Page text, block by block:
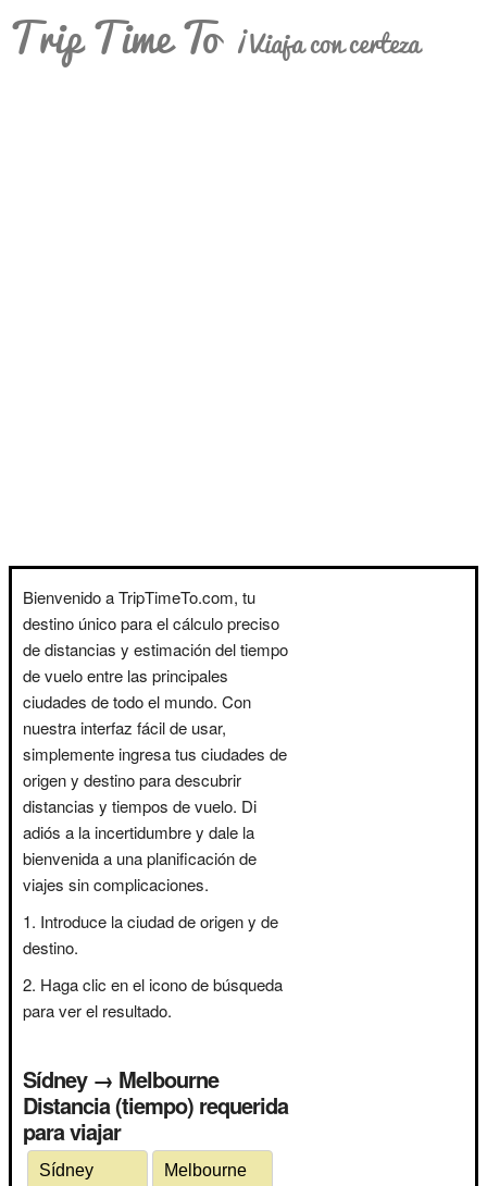
Trip Time To ¡Viaja con certeza
Bienvenido a TripTimeTo.com, tu
destino único para el cálculo preciso
de distancias y estimación del tiempo
de vuelo entre las principales
ciudades de todo el mundo. Con
nuestra interfaz fácil de usar,
simplemente ingresa tus ciudades de
origen y destino para descubrir
distancias y tiempos de vuelo. Di
adiós a la incertidumbre y dale la
bienvenida a una planificación de
viajes sin complicaciones.
Introduce la ciudad de origen y de
destino.
Haga clic en el icono de búsqueda
para ver el resultado.
Sídney → Melbourne
Distancia (tiempo) requerida
para viajar